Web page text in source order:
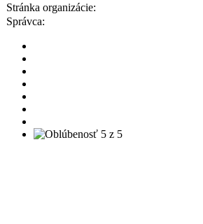
Stránka organizácie:
Správca: